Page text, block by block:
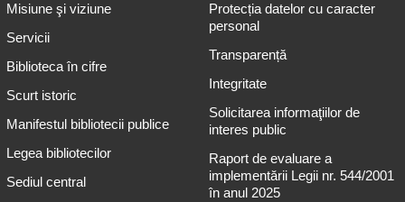
Misiune şi viziune
Servicii
Biblioteca în cifre
Scurt istoric
Manifestul bibliotecii publice
Legea bibliotecilor
Sediul central
Protecția datelor cu caracter
personal
Transparență
Integritate
Solicitarea informaţiilor de
interes public
Raport de evaluare a
implementării Legii nr. 544/2001
în anul 2025